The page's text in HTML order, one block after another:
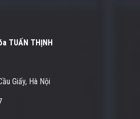
TUẤN THỊNH
Giấy, Hà Nội